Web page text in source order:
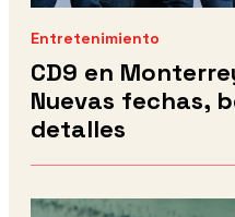
Entretenimiento
CD9 en
Nuevas fechas,
detalles